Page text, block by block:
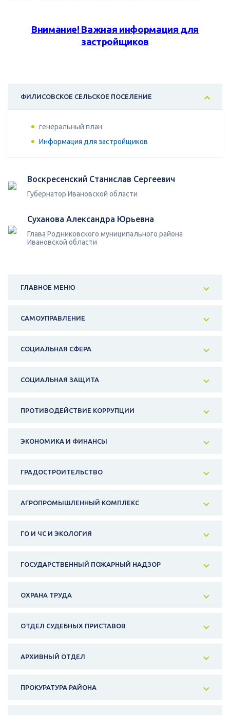
Внимание! Важная информация для
застройщиков
ФИЛИСОВСКОЕ СЕЛЬСКОЕ ПОСЕЛЕНИЕ
генеральный план
Информация для застройщиков
Воскресенский Станислав Сергеевич
Губернатор Ивановской области
Суханова Александра Юрьевна
Глава Родниковского муниципального района
Ивановской области
ГЛАВНОЕ МЕНЮ
САМОУПРАВЛЕНИЕ
СОЦИАЛЬНАЯ СФЕРА
СОЦИАЛЬНАЯ ЗАЩИТА
ПРОТИВОДЕЙСТВИЕ КОРРУПЦИИ
ЭКОНОМИКА И ФИНАНСЫ
ГРАДОСТРОИТЕЛЬСТВО
АГРОПРОМЫШЛЕННЫЙ КОМПЛЕКС
ГО И ЧС И ЭКОЛОГИЯ
ГОСУДАРСТВЕННЫЙ ПОЖАРНЫЙ НАДЗОР
ОХРАНА ТРУДА
ОТДЕЛ СУДЕБНЫХ ПРИСТАВОВ
АРХИВНЫЙ ОТДЕЛ
ПРОКУРАТУРА РАЙОНА